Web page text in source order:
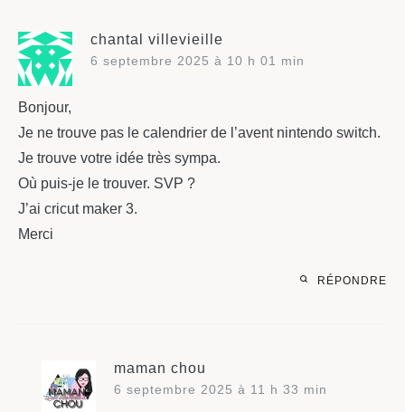
chantal villevieille
6 septembre 2025 à 10 h 01 min
Bonjour,
Je ne trouve pas le calendrier de l’avent nintendo switch.
Je trouve votre idée très sympa.
Où puis-je le trouver. SVP ?
J’ai cricut maker 3.
Merci
RÉPONDRE
maman chou
6 septembre 2025 à 11 h 33 min